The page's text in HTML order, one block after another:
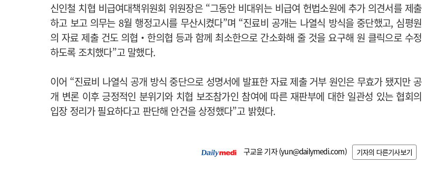
신인철 치협 비급여대책위원회 위원장은 “그동안 비대위는 비급여 헌법소원에 추가 의견서를 제출
하고 보고 의무는 8월 행정고시를 무산시켰다”며 “진료비 공개는 나열식 방식을 중단했고, 심평원
의 자료 제출 건도 의협‧한의협 등과 함께 최소한으로 간소화해 줄 것을 요구해 원 클릭으로 수정
하도록 조치했다”고 말했다.
이어 “진료비 나열식 공개 방식 중단으로 성명서에 발표한 자료 제출 거부 원인은 무효가 됐지만 공
개 변론 이후 긍정적인 분위기와 치협 보조참가인 참여에 따른 재판부에 대한 일관성 있는 협회의
입장 정리가 필요하다고 판단해 안건을 상정했다”고 밝혔다.
구교윤 기자 (yun@dailymedi.com) 기자의 다른기사보기